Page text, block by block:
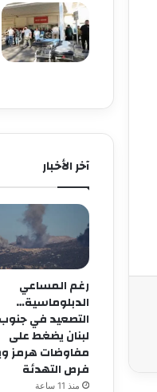
آخر الأخبار
رغم المساعي
الدبلوماسية…
التصعيد في جنوب
لبنان يضغط على
مفاوضات هرمز
فرص التهدئة
منذ 11 ساعة